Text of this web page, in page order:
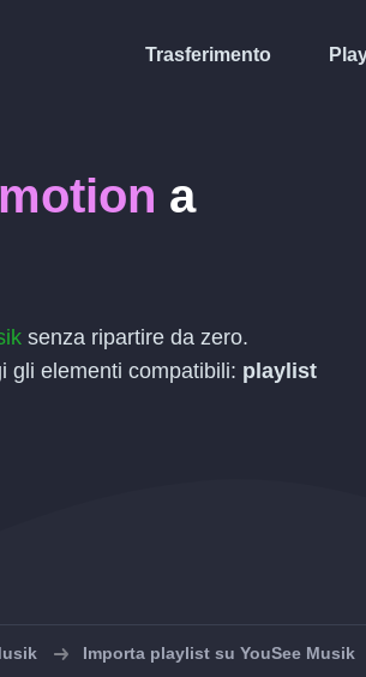
Trasferimento
a
senza ripartire da zero.
gli elementi compatibili: playlist
Importa playlist su YouSee Musik